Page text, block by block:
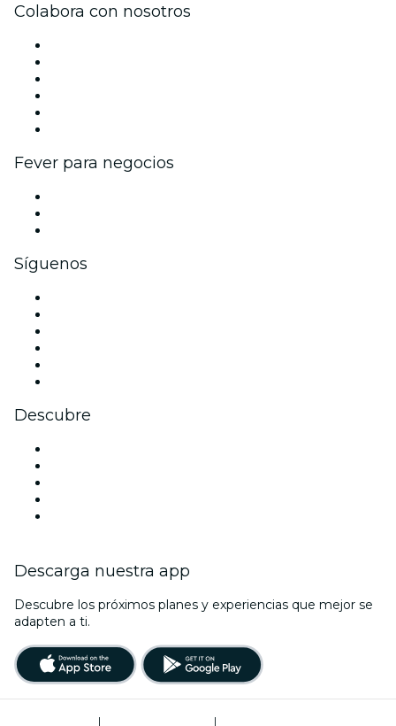
Colabora con nosotros
Fever para negocios
Síguenos
Descubre
Descarga nuestra app
Descubre los próximos planes y experiencias que mejor se
adapten a ti.
| |